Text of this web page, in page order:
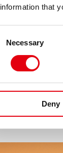
that
Necessary
Deny